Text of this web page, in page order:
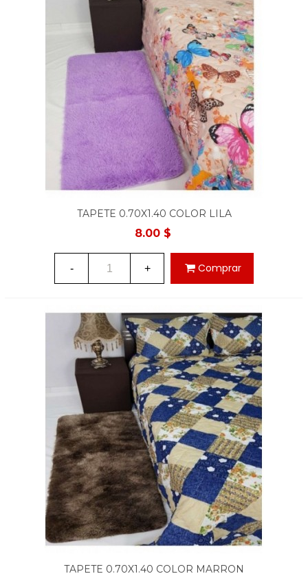
TAPETE 0.70X1.40 COLOR LILA
8.00 $
- + Comprar
TAPETE 0.70X1.40 COLOR MARRON